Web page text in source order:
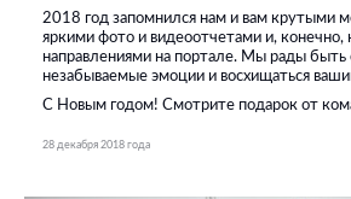
2018 год запомнился нам и вам крутыми
яркими фото и видеоотчетами и, конечно,
направлениями на портале. Мы рады быть
незабываемые эмоции и восхищаться
С Новым годом! Смотрите подарок от
28 декабря 2018 года